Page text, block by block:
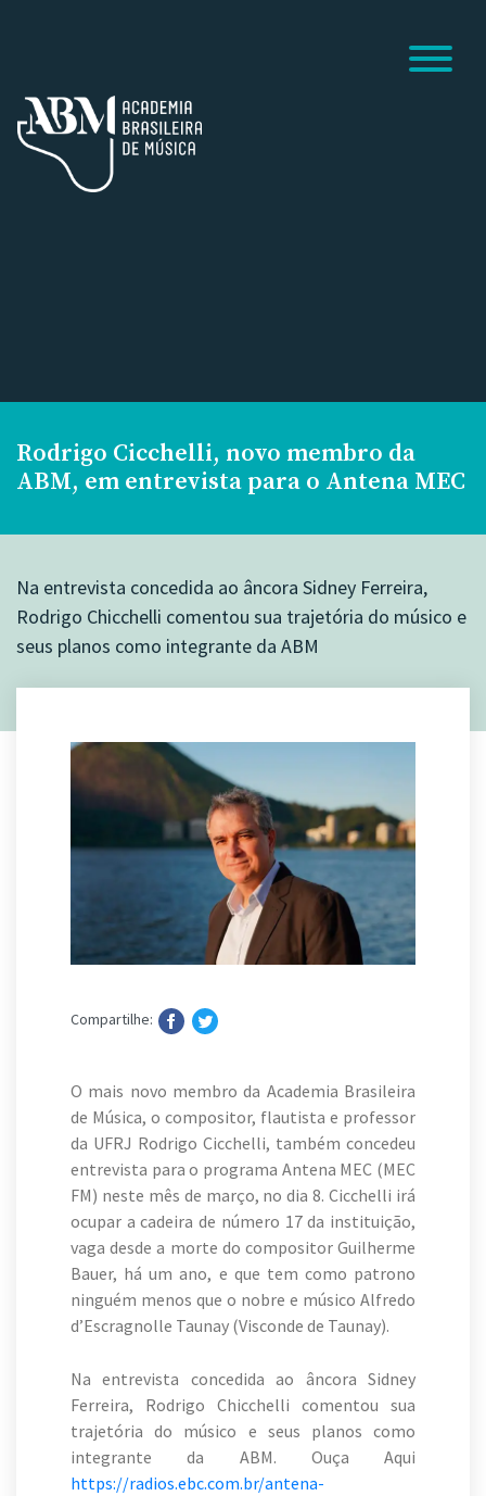
Rodrigo Cicchelli, novo membro da
ABM, em entrevista para o Antena MEC
Na entrevista concedida ao âncora Sidney Ferreira,
Rodrigo Chicchelli comentou sua trajetória do músico e
seus planos como integrante da ABM
Compartilhe:
O mais novo membro da Academia Brasileira
de Música, o compositor, flautista e professor
da UFRJ Rodrigo Cicchelli, também concedeu
entrevista para o programa Antena MEC (MEC
FM) neste mês de março, no dia 8. Cicchelli irá
ocupar a cadeira de número 17 da instituição,
vaga desde a morte do compositor Guilherme
Bauer, há um ano, e que tem como patrono
ninguém menos que o nobre e músico Alfredo
d’Escragnolle Taunay (Visconde de Taunay).
Na entrevista concedida ao âncora Sidney
Ferreira, Rodrigo Chicchelli comentou sua
trajetória do músico e seus planos como
integrante da ABM. Ouça Aqui
https://radios.ebc.com.br/antena-